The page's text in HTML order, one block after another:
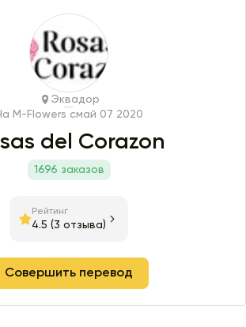
Эквадор
M-Flowers смай 07 2020
del Corazon
1696 заказов
Рейтинг
4.5 (3 отзыва)
Совершить перевод